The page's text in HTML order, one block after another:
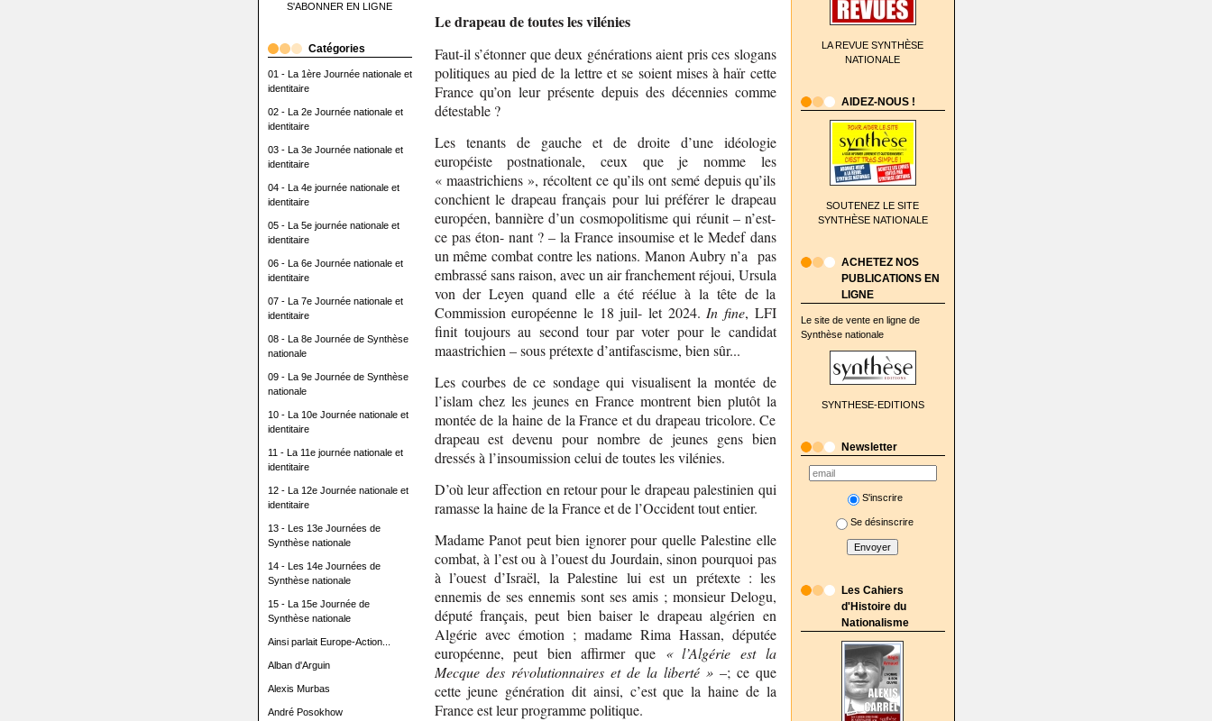
S'ABONNER EN LIGNE
Catégories
01 - La 1ère Journée nationale et
identitaire
02 - La 2e Journée nationale et
identitaire
03 - La 3e Journée nationale et
identitaire
04 - La 4e journée nationale et
identitaire
05 - La 5e journée nationale et
identitaire
06 - La 6e Journée nationale et
identitaire
07 - La 7e Journée nationale et
identitaire
08 - La 8e Journée de Synthèse
nationale
09 - La 9e Journée de Synthèse
nationale
10 - La 10e Journée nationale et
identitaire
11 - La 11e journée nationale et
identitaire
12 - La 12e Journée nationale et
identitaire
13 - Les 13e Journées de
Synthèse nationale
14 - Les 14e Journées de
Synthèse nationale
15 - La 15e Journée de
Synthèse nationale
Ainsi parlait Europe-Action...
Alban d'Arguin
Alexis Murbas
André Posokhow
LA REVUE SYNTHÈSE
NATIONALE
AIDEZ-NOUS !
SOUTENEZ LE SITE
SYNTHÈSE NATIONALE
ACHETEZ NOS
PUBLICATIONS EN
LIGNE
Le site de vente en ligne de
Synthèse nationale
SYNTHESE-EDITIONS
Newsletter
S'inscrire
Se désinscrire
Les Cahiers
d'Histoire du
Nationalisme
Le drapeau de toutes les vilénies
Faut-il s’étonner que deux générations aient pris ces slogans
politiques au pied de la lettre et se soient mises à haïr cette
France qu’on leur présente depuis des décennies comme
détestable ?
Les tenants de gauche et de droite d’une idéologie
européiste postnationale, ceux que je nomme les
« maastrichiens », récoltent ce qu’ils ont semé depuis qu’ils
conchient le drapeau français pour lui préférer le drapeau
européen, bannière d’un cosmopolitisme qui réunit – n’est-
ce pas éton- nant ? – la France insoumise et le Medef dans
un même combat contre les nations. Manon Aubry n’a pas
embrassé sans raison, avec un air franchement réjoui, Ursula
von der Leyen quand elle a été réélue à la tête de la
Commission européenne le 18 juil- let 2024.In fine, LFI
finit toujours au second tour par voter pour le candidat
maastrichien – sous prétexte d’antifascisme, bien sûr...
Les courbes de ce sondage qui visualisent la montée de
l’islam chez les jeunes en France montrent bien plutôt la
montée de la haine de la France et du drapeau tricolore. Ce
drapeau est devenu pour nombre de jeunes gens bien
dressés à l’insoumission celui de toutes les vilénies.
D’où leur affection en retour pour le drapeau palestinien qui
ramasse la haine de la France et de l’Occident tout entier.
Madame Panot peut bien ignorer pour quelle Palestine elle
combat, à l’est ou à l’ouest du Jourdain, sinon pourquoi pas
à l’ouest d’Israël, la Palestine lui est un prétexte : les
ennemis de ses ennemis sont ses amis ; monsieur Delogu,
député français, peut bien baiser le drapeau algérien en
Algérie avec émotion ; madame Rima Hassan, députée
européenne, peut bien affirmer que « l’Algérie est la
Mecque des révolutionnaires et de la liberté » –; ce que
cette jeune génération dit ainsi, c’est que la haine de la
France est leur programme politique.